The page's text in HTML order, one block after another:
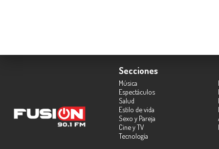
Secciones
Música
Espectáculos
Salud
Estilo de vida
Sexo y Pareja
Cine y TV
Tecnología